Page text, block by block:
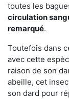
toutes les
circulation
remarqué.
Toutefois dans
avec cette
raison de son
abeille, cet
son dard pour